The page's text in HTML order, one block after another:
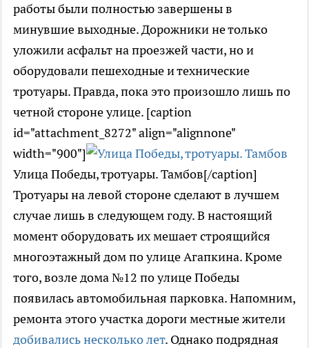
работы были полностью завершены в
минувшие выходные. Дорожники не только
уложили асфальт на проезжей части, но и
оборудовали пешеходные и технические
тротуары. Правда, пока это произошло лишь по
четной стороне улице. [caption
id="attachment_8272" align="alignnone"
width="900"]
Улица Победы, тротуары. Тамбов[/caption]
Тротуары на левой стороне сделают в лучшем
случае лишь в следующем году. В настоящий
момент оборудовать их мешает строящийся
многоэтажный дом по улице Агапкина. Кроме
того, возле дома №12 по улице Победы
появилась автомобильная парковка. Напомним,
ремонта этого участка дороги местные жители
добивались несколько лет. Однако подрядная